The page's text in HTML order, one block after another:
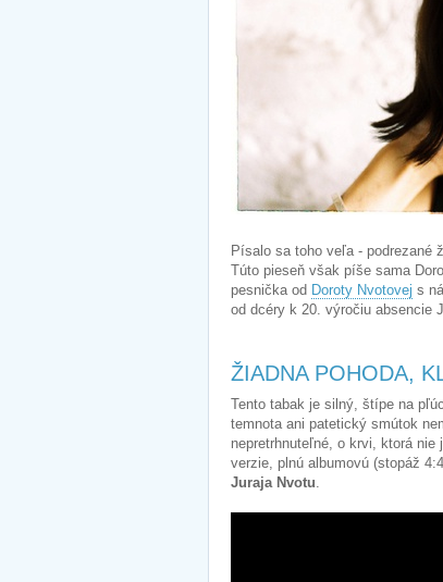
Písalo sa toho veľa - podrezané
Túto pieseň však píše sama
pesnička od Doroty Nvotovej s
od dcéry k 20. výročiu absencie
ŽIADNA POHODA,
Tento tabak je silný, štípe na
temnota ani patetický smútok
nepretrhnuteľné, o krvi, ktorá
verzie, plnú albumovú (stopáž
Juraja Nvotu.